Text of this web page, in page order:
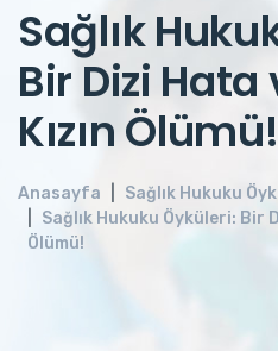
Sağlık
Bir Dizi
Kızın Ölümü!
Anasayfa Sağlık Hukuku
Sağlık Hukuku Öyküleri: Bir
Ölümü!